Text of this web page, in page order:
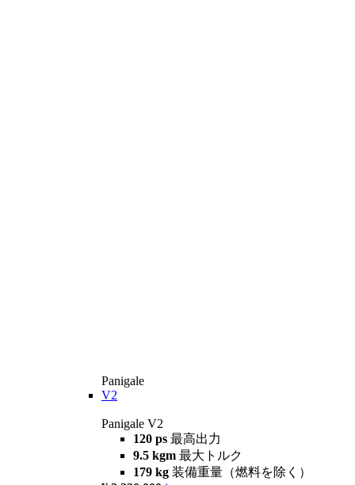
Panigale
V2
Panigale V2
120 ps 最高出力
9.5 kgm 最大トルク
179 kg 装備重量（燃料を除く）